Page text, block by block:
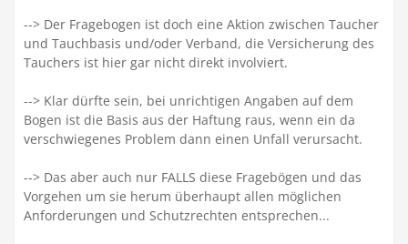
--> Der Fragebogen ist doch eine Aktion zwischen Taucher
und Tauchbasis und/oder Verband, die Versicherung des
Tauchers ist hier gar nicht direkt involviert.
--> Klar dürfte sein, bei unrichtigen Angaben auf dem
Bogen ist die Basis aus der Haftung raus, wenn ein da
verschwiegenes Problem dann einen Unfall verursacht.
--> Das aber auch nur FALLS diese Fragebögen und das
Vorgehen um sie herum überhaupt allen möglichen
Anforderungen und Schutzrechten entsprechen...